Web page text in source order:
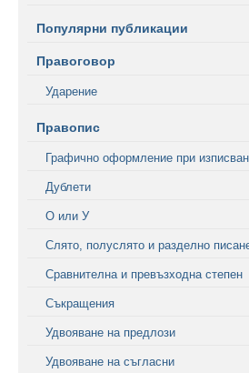
Популярни публикации
Правоговор
Ударение
Правопис
Графично оформление при
Дублети
О или У
Слято, полуслято и разделно
Сравнителна и превъзходна степен
Съкращения
Удвояване на предлози
Удвояване на съгласни